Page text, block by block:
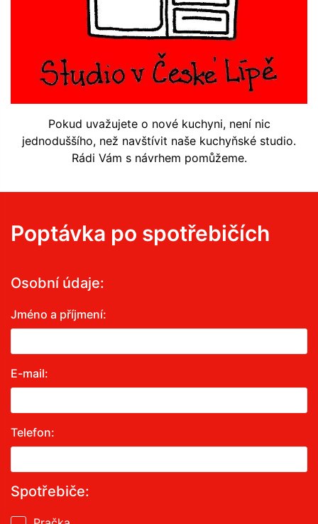
Pokud uvažujete o nové kuchyni, není nic
jednoduššího, než navštívit naše kuchyňské studio.
Rádi Vám s návrhem pomůžeme.
Poptávka po spotřebičích
Osobní údaje:
Jméno a příjmení:
E-mail:
Telefon:
Spotřebiče: